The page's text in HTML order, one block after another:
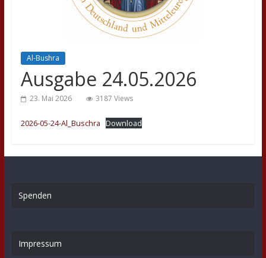
Al-Bushra
Ausgabe 24.05.2026
23. Mai 2026 3187 Views
2026-05-24-Al_Buschra Download
Spenden
Impressum